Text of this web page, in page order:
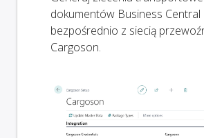
dokumentów Business Central
bezpośrednio z siecią
Cargoson.